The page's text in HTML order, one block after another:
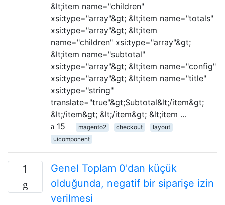
&lt;item name="children"
xsi:type="array"&gt; &lt;item name="totals"
xsi:type="array"&gt; &lt;item
name="children" xsi:type="array"&gt;
&lt;item name="subtotal"
xsi:type="array"&gt; &lt;item name="config"
xsi:type="array"&gt; &lt;item name="title"
xsi:type="string"
translate="true"&gt;Subtotal&lt;/item&gt;
&lt;/item&gt; &lt;/item&gt; &lt;item …
15
magento2 checkout
layout
uicomponent
1
Genel Toplam 0'dan küçük
olduğunda, negatif bir siparişe izin
verilmesi